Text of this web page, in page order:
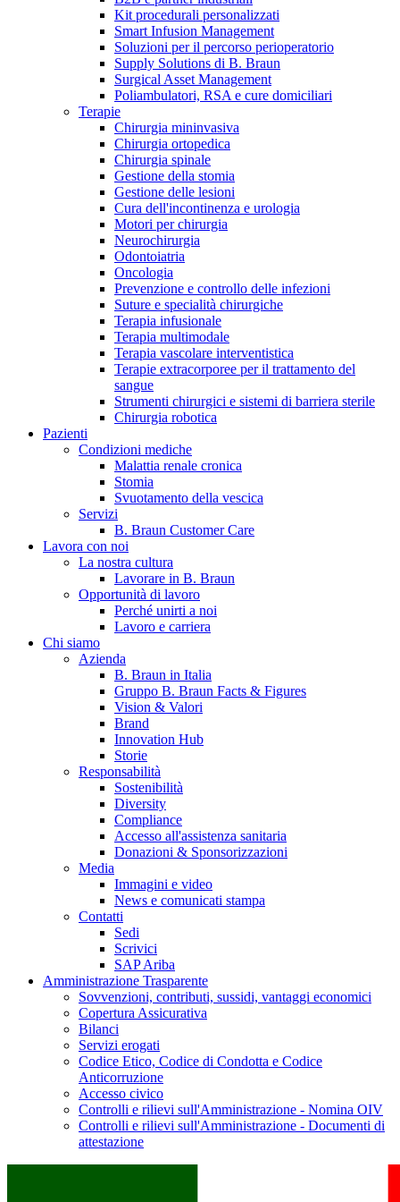
Catalogo prodotti
Trova il prodotto che stai cercando. Visita il catalogo B.
Braun con il nostro portfolio completo.
Hai domande o richieste? Scrivici per entrare subito in
contatto con un nostro referente.
B. Braun in Italia
Scopri chi siamo ed entra nel mondo di B. Braun in Italia: 4
sedi, 4 aziende, più di 700 dipendenti e un Centro di
Eccellenza a livello globale.
Kit procedurali personalizzati
Smart Infusion Management
Soluzioni per il percorso perioperatorio
Supply Solutions di B. Braun
Surgical Asset Management
Poliambulatori, RSA e cure domiciliari
Terapie
Chirurgia mininvasiva
Chirurgia ortopedica
Chirurgia spinale
Gestione della stomia
Gestione delle lesioni
Cura dell'incontinenza e urologia
Motori per chirurgia
Neurochirurgia
Odontoiatria
Oncologia
Prevenzione e controllo delle infezioni
Suture e specialità chirurgiche
Terapia infusionale
Terapia multimodale
Terapia vascolare interventistica
Terapie extracorporee per il trattamento del
sangue
Strumenti chirurgici e sistemi di barriera sterile
Chirurgia robotica
Pazienti
Condizioni mediche
Malattia renale cronica
Stomia
Svuotamento della vescica
Servizi
B. Braun Customer Care
Lavora con noi
La nostra cultura
Lavorare in B. Braun
Opportunità di lavoro
Perché unirti a noi
Lavoro e carriera
Chi siamo
Azienda
B. Braun in Italia
Gruppo B. Braun Facts & Figures
Vision & Valori
Brand
Innovation Hub
Storie
Responsabilità
Sostenibilità
Diversity
Compliance
Accesso all'assistenza sanitaria
Donazioni & Sponsorizzazioni
Media
Immagini e video
News e comunicati stampa
Contatti
Sedi
Scrivici
SAP Ariba
Amministrazione Trasparente
Sovvenzioni, contributi, sussidi, vantaggi economici
Copertura Assicurativa
Bilanci
Servizi erogati
Codice Etico, Codice di Condotta e Codice
Anticorruzione
Accesso civico
Controlli e rilievi sull'Amministrazione - Nomina OIV
Controlli e rilievi sull'Amministrazione - Documenti di
attestazione